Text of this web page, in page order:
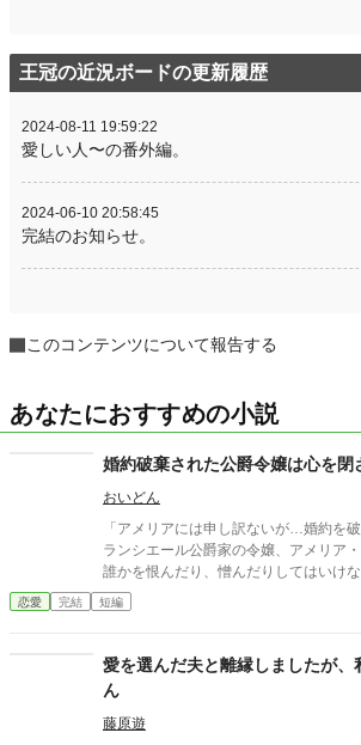
王冠の近況ボードの更新履歴
2024-08-11 19:59:22
愛しい人〜の番外編。
2024-06-10 20:58:45
完結のお知らせ。
このコンテンツについて報告する
あなたにおすすめの小説
婚約破棄された公爵令嬢は心を閉
おいどん
「アメリアには申し訳ないが…婚約を破棄さ
ランシエール公爵家の令嬢、アメリア
誰かを恨んだり、憎んだりしてはいけない。 苦しみを胸の
じ込めて生きるアメリアの前に、元婚
現れる。 「俺は、アメリアの味方だ」 「では、残された私は何の
恋愛 完結 短編
愛を選んだ夫と離縁しましたが、
ん
藤原遊